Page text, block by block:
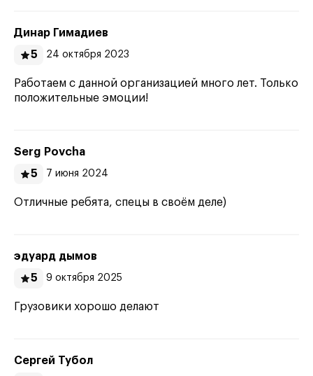
Динар Гимадиев
5
24 октября 2023
Работаем с данной организацией много лет. Только
положительные эмоции!
Serg Povcha
5
7 июня 2024
Отличные ребята, спецы в своём деле)
эдуард дымов
5
9 октября 2025
Грузовики хорошо делают
Сергей Тубол